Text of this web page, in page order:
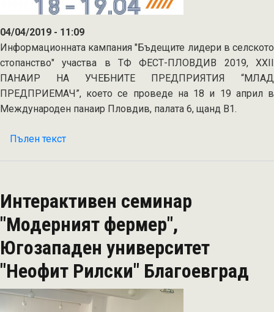
04/04/2019 - 11:09
Информационната кампания "Бъдещите лидери в селското
стопанство" участва в ТФ ФЕСТ-ПЛОВДИВ 2019, XXII
ПАНАИР НА УЧЕБНИТЕ ПРЕДПРИЯТИЯ “МЛАД
ПРЕДПРИЕМАЧ”, което се проведе на 18 и 19 април в
Международен панаир Пловдив, палата 6, щанд В1.
Пълен текст
"Бъдещите
в
селското
стопанство"
на
ТФ
ФЕСТ
Интерактивен семинар
"Модерният фермер",
Югозападен университет
"Неофит Рилски" Благоевград